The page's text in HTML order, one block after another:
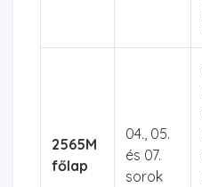
2565M
főlap
04., 05.
és 07.
sorok